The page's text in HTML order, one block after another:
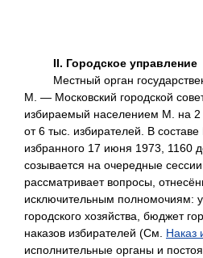
II. Городское управление
Местный орган
М. — Московский городской
избираемый населением М. на 2
от 6 тыс. избирателей. В составе
избранного 17 июня 1973, 1160
созывается на очередные
рассматривает вопросы,
исключительным полномочиям:
городского хозяйства, бюджет
наказов избирателей (См. Наказ
исполнительные органы и